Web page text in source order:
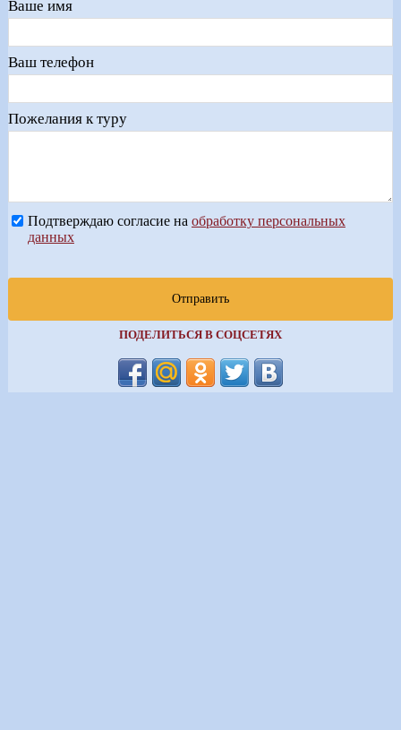
Ваше имя
Ваш телефон
Пожелания к туру
Подтверждаю согласие на обработку персональных
данных
Отправить
ПОДЕЛИТЬСЯ В СОЦСЕТЯХ